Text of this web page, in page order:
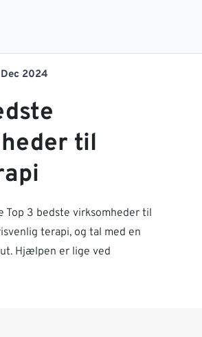
Dec 2024
til
Top 3 bedste virksomheder til
terapi, og tal med en
Hjælpen er lige ved